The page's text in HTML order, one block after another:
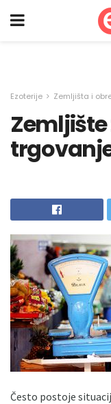
Ezoterije Zemljišta i
Često postoje